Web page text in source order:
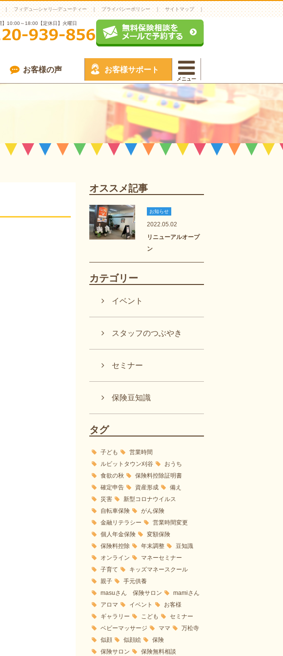
フィデュ―シャリ―デューティー プライバシーポリシー サイトマップ
】10:00～18:00【定休日】火曜日
お客様の声 お客様サポート
メニュー
オススメ記事
お知らせ
2022.05.02
リニューアルオープ
ン
カテゴリー
イベント
スタッフのつぶやき
セミナー
保険豆知識
タグ
子ども
営業時間
ルビットタウン刈谷
おうち
食欲の秋
保険料控除証明書
確定申告
資産形成
備え
災害
新型コロナウイルス
自転車保険
がん保険
金融リテラシー
営業時間変更
個人年金保険
変額保険
保険料控除
年末調整
豆知識
オンライン
マネーセミナー
子育て
キッズマネースクール
親子
手元供養
masuさん 保険サロン
mamiさん
アロマ
イベント
お客様
ギャラリー
こども
セミナー
ベビーマッサージ
ママ
万松寺
似顔
似顔絵
保険
保険サロン
保険無料相談